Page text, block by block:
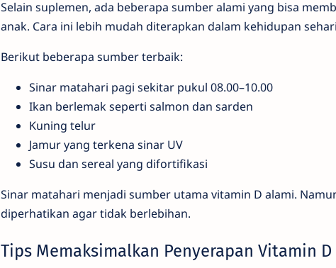
Selain suplemen, ada beberapa sumber alami yang bisa
anak. Cara ini lebih mudah diterapkan dalam kehidupan
Berikut beberapa sumber terbaik:
Sinar matahari pagi sekitar pukul 08.00–10.00
Ikan berlemak seperti salmon dan sarden
Kuning telur
Jamur yang terkena sinar UV
Susu dan sereal yang difortifikasi
Sinar matahari menjadi sumber utama vitamin D alami.
diperhatikan agar tidak berlebihan.
Tips Memaksimalkan Penyerapan Vitamin D